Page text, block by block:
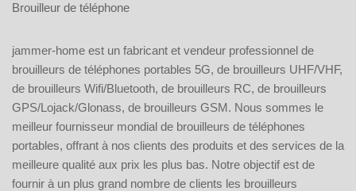
Brouilleur de téléphone
jammer-home est un fabricant et vendeur professionnel de
brouilleurs de téléphones portables 5G, de brouilleurs UHF/VHF,
de brouilleurs Wifi/Bluetooth, de brouilleurs RC, de brouilleurs
GPS/Lojack/Glonass, de brouilleurs GSM. Nous sommes le
meilleur fournisseur mondial de brouilleurs de téléphones
portables, offrant à nos clients des produits et des services de la
meilleure qualité aux prix les plus bas. Notre objectif est de
fournir à un plus grand nombre de clients les brouilleurs